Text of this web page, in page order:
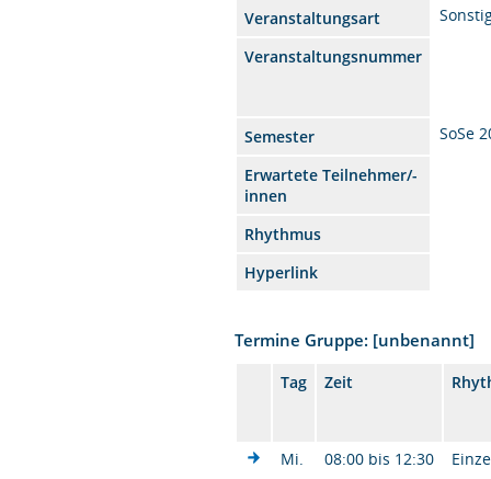
Veranstaltungsart
Veranstaltungsnummer
Semester
SoSe
Erwartete Teilnehmer/-
innen
Rhythmus
Hyperlink
Termine Gruppe: [unbenannt]
Tag Zeit
Mi. 08:00 bis 12:30